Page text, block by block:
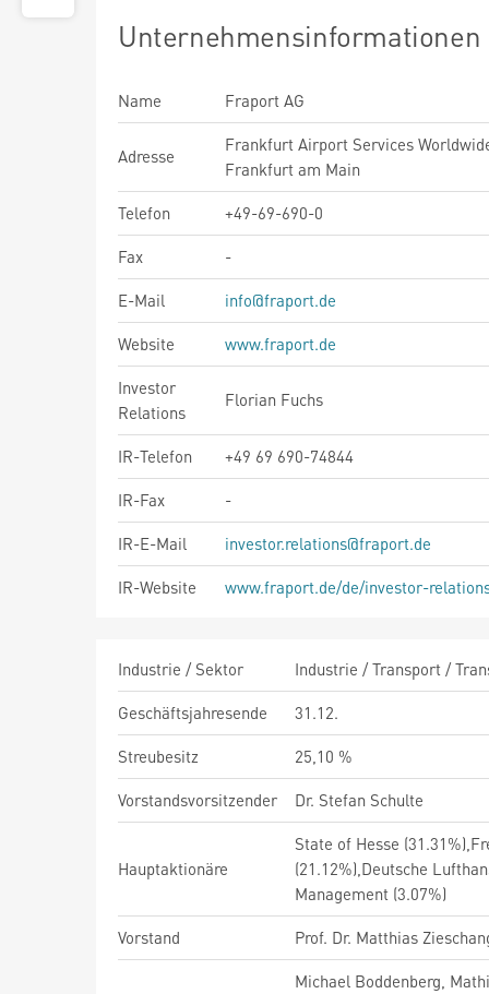
Unternehmensinformationen
Name Fraport AG
Adresse
Frankfurt Airport Services
Frankfurt am Main
Telefon
+49-69-690-0
Fax
-
E-Mail
info@fraport.de
Website
www.fraport.de
Investor
Relations
Florian Fuchs
IR-Telefon
+49 69 690-74844
IR-Fax
-
IR-E-Mail
investor.relations@fraport.de
IR-Website
www.fraport.de/de/investor-
Industrie / Sektor
Industrie / Transport /
Geschäftsjahresende
31.12.
Streubesitz
25,10 %
Vorstandsvorsitzender
Dr. Stefan Schulte
Hauptaktionäre
State of Hesse
(21.12%),Deutsche
Management (3.07%)
Vorstand
Prof. Dr. Matthias
Michael Boddenberg,